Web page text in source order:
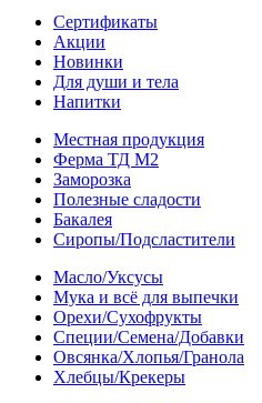
Сертификаты
Акции
Новинки
Для души и тела
Напитки
Местная продукция
Ферма ТД М2
Заморозка
Полезные сладости
Бакалея
Сиропы/Подсластители
Масло/Уксусы
Мука и всё для выпечки
Орехи/Сухофрукты
Специи/Семена/Добавки
Овсянка/Хлопья/Гранола
Хлебцы/Крекеры